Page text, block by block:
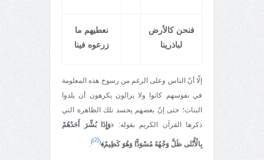
فنحن كالأرض
لباذرينا
نعطيهم ما
زرعوه فينا
إلّا أنّ الناس وعلى الرغم من رسوخ هذه المعلومة
في نفوسهم كانوا ولا يزالون يكرهون أن يلدوا
البنات؛ حتی إنّ بعضهم يحسد تلك الظاهرة التي
ذكرها القرآن الكريم بقوله: ﴿وَإِذَا بُشِّرَ أَحَدُهُمْ
بِالْأُنْثَى ظَلَّ وَجْهُهُ مُسْوَدًّا وَهُوَ كَظِيمٌ﴾(
[2]
)
.